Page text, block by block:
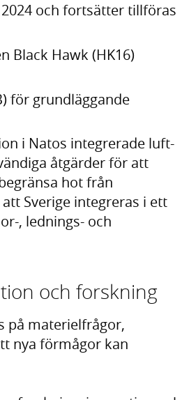
och fortsätter tillföras
Black Hawk (HK16)
för grundläggande
i Natos integrerade luft-
åtgärder för att
hot från
Sverige integreras i ett
, lednings- och
och forskning
på materielfrågor,
nya förmågor kan